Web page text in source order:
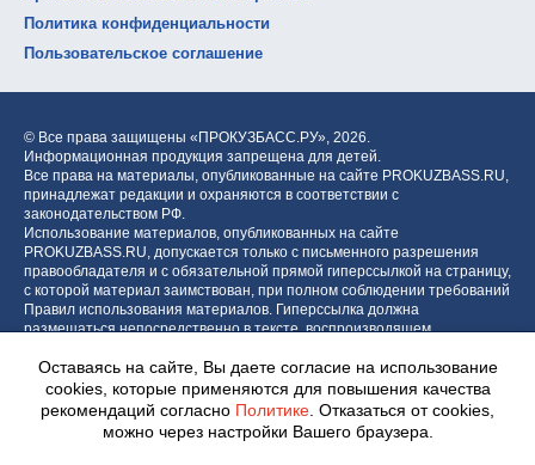
Политика конфиденциальности
Пользовательское соглашение
© Все права защищены «ПРОКУЗБАСС.РУ», 2026.
Информационная продукция запрещена для детей.
Все права на материалы, опубликованные на сайте PROKUZBASS.RU,
принадлежат редакции и охраняются в соответствии с
законодательством РФ.
Использование материалов, опубликованных на сайте
PROKUZBASS.RU, допускается только с письменного разрешения
правообладателя и с обязательной прямой гиперссылкой на страницу,
с которой материал заимствован, при полном соблюдении требований
Правил использования материалов. Гиперссылка должна
размещаться непосредственно в тексте, воспроизводящем
блока.
Оставаясь на сайте, Вы даете согласие на использование
cookies, которые применяются для повышения качества
рекомендаций согласно Политике . Отказаться от cookies,
можно через настройки Вашего браузера.